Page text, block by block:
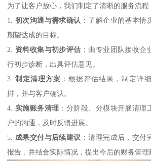
为了让客户放心，我们制定了清晰的服务流程
1. 初次沟通与需求确认 ：了解企业的基本情
期望达成的目标。
2. 资料收集与初步评估 ：由专业团队接收
行初步诊断，出具评估意见。
3.制定清理方案 ：根据评估结果，制定详
排，并与客户确认。
4. 实施账务清理 ：分阶段、分模块开展清理
户的沟通，及时反馈进展。
5. 成果交付与后续建议 ：清理完成后，交付
报告，并结合实际情况，提出今后的财务管理